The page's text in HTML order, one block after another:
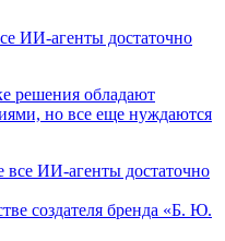
ИИ-агенты достаточно
решения обладают
но все еще нуждаются
создателя бренда «Б. Ю.